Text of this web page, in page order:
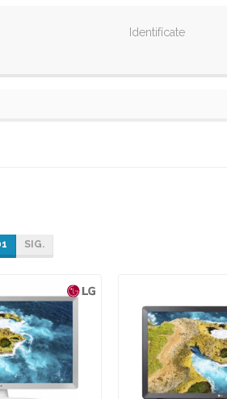
Identifícate
SIG.